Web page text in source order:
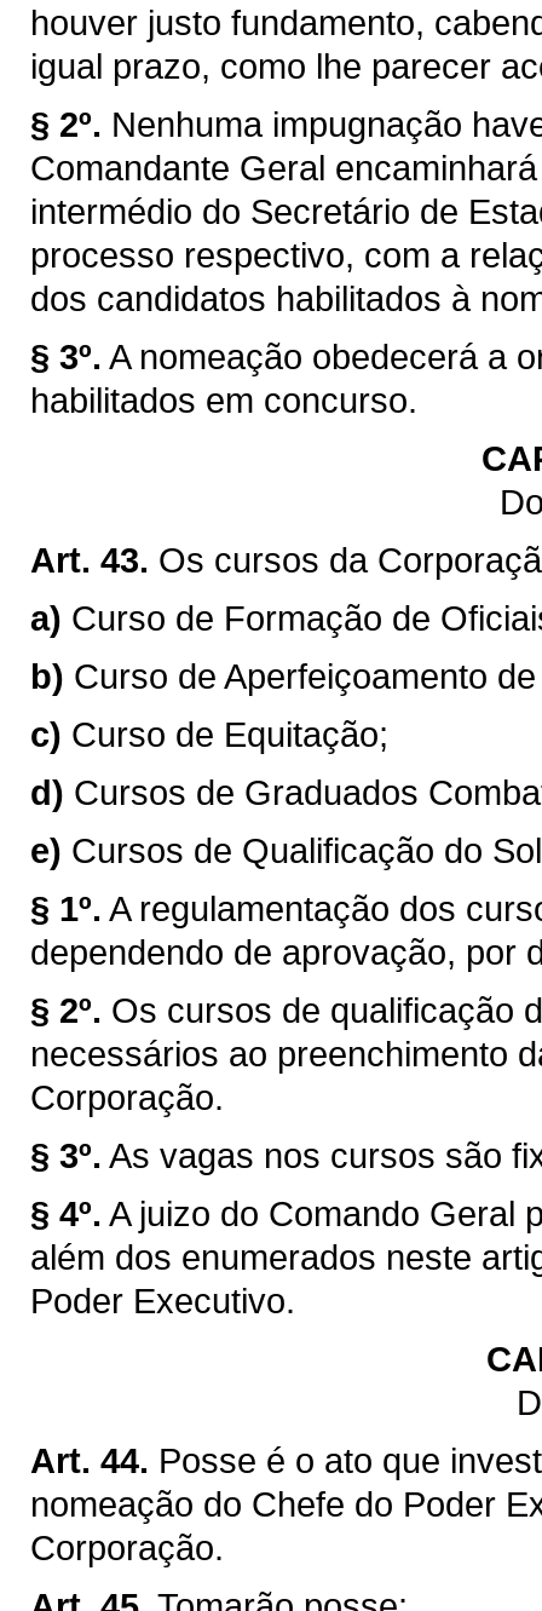
houver justo fundamento,
igual prazo, como lhe parecer
§ 2º. Nenhuma impugnação
Comandante Geral
intermédio do Secretário de
processo respectivo, com a
dos candidatos habilitados à
§ 3º. A nomeação obedecerá a
habilitados em concurso.
Art. 43. Os cursos da
a) Curso de Formação de
b) Curso de Aperfeiçoamento
c) Curso de Equitação;
d) Cursos de Graduados
e) Cursos de Qualificação do
§ 1º. A regulamentação dos
dependendo de aprovação, por
§ 2º. Os cursos de qualificação
necessários ao preenchimento
Corporação.
§ 3º. As vagas nos cursos são
§ 4º. A juizo do Comando Geral
além dos enumerados neste
Poder Executivo.
Art. 44. Posse é o ato que
nomeação do Chefe do Poder
Corporação.